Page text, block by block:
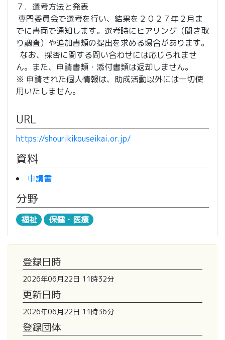
７．選考方法と発表
専門委員会で選考を行い、結果を２０２７年２月ま
でに書面で通知します。選考時にヒアリング（聞き取
り調査）や追加書類の提出を求める場合があります。
なお、採否に関する問い合わせには応じられませ
ん。また、申請書類・添付書類は返却しません。
※ 申請された個人情報は、助成活動以外には一切使
用いたしません。
URL
https://shourikikouseikai.or.jp/
資料
申請書
分野
福祉 保健・医療
登録日時
2026年06月22日 11時32分
更新日時
2026年06月22日 11時36分
登録団体